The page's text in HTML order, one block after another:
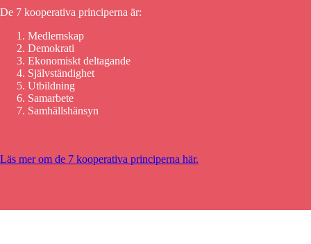
De 7 kooperativa principerna är:
Medlemskap
Demokrati
Ekonomiskt deltagande
Självständighet
Utbildning
Samarbete
Samhällshänsyn
Läs mer om de 7 kooperativa principerna här.